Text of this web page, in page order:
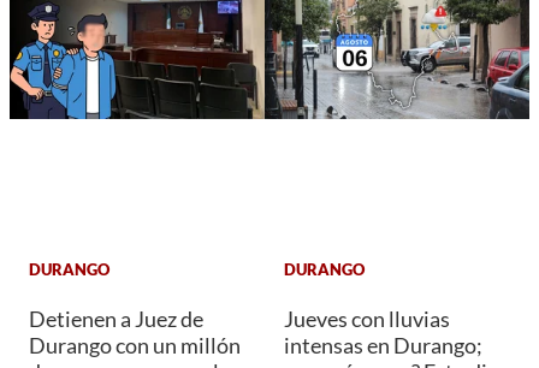
DURANGO
Detienen a Juez de
Durango con un millón
DURANGO
Jueves con lluvias
intensas en Durango;